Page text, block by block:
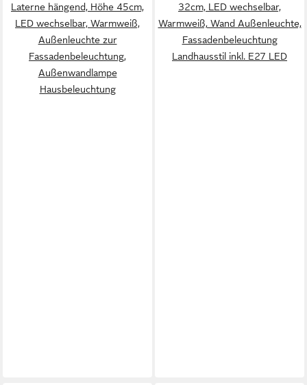
Laterne hängend, Höhe 45cm,
LED wechselbar, Warmweiß,
Außenleuchte zur
Fassadenbeleuchtung,
Außenwandlampe
Hausbeleuchtung
32cm, LED wechselbar,
Warmweiß, Wand Außenleuchte,
Fassadenbeleuchtung
Landhausstil inkl. E27 LED